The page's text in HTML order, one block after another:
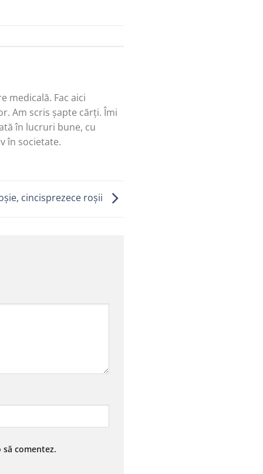
medicală. Fac aici
Am scris șapte cărți. Îmi
în lucruri bune, cu
în societate.
cincisprezece roșii
comentez.